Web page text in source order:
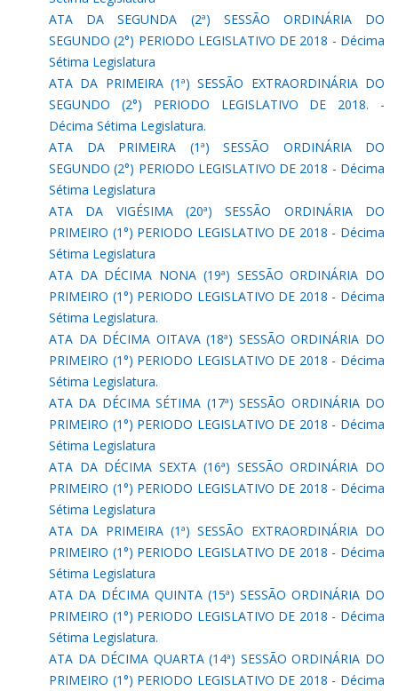
ATA DA SEGUNDA (2ª) SESSÃO ORDINÁRIA DO
SEGUNDO (2°) PERIODO LEGISLATIVO DE 2018 - Décima
Sétima Legislatura
ATA DA PRIMEIRA (1ª) SESSÃO EXTRAORDINÁRIA DO
SEGUNDO (2°) PERIODO LEGISLATIVO DE 2018. -
Décima Sétima Legislatura.
ATA DA PRIMEIRA (1ª) SESSÃO ORDINÁRIA DO
SEGUNDO (2°) PERIODO LEGISLATIVO DE 2018 - Décima
Sétima Legislatura
ATA DA VIGÉSIMA (20ª) SESSÃO ORDINÁRIA DO
PRIMEIRO (1°) PERIODO LEGISLATIVO DE 2018 - Décima
Sétima Legislatura
ATA DA DÉCIMA NONA (19ª) SESSÃO ORDINÁRIA DO
PRIMEIRO (1°) PERIODO LEGISLATIVO DE 2018 - Décima
Sétima Legislatura.
ATA DA DÉCIMA OITAVA (18ª) SESSÃO ORDINÁRIA DO
PRIMEIRO (1°) PERIODO LEGISLATIVO DE 2018 - Décima
Sétima Legislatura.
ATA DA DÉCIMA SÉTIMA (17ª) SESSÃO ORDINÁRIA DO
PRIMEIRO (1°) PERIODO LEGISLATIVO DE 2018 - Décima
Sétima Legislatura
ATA DA DÉCIMA SEXTA (16ª) SESSÃO ORDINÁRIA DO
PRIMEIRO (1°) PERIODO LEGISLATIVO DE 2018 - Décima
Sétima Legislatura
ATA DA PRIMEIRA (1ª) SESSÃO EXTRAORDINÁRIA DO
PRIMEIRO (1°) PERIODO LEGISLATIVO DE 2018 - Décima
Sétima Legislatura
ATA DA DÉCIMA QUINTA (15ª) SESSÃO ORDINÁRIA DO
PRIMEIRO (1°) PERIODO LEGISLATIVO DE 2018 - Décima
Sétima Legislatura.
ATA DA DÉCIMA QUARTA (14ª) SESSÃO ORDINÁRIA DO
PRIMEIRO (1°) PERIODO LEGISLATIVO DE 2018 - Décima